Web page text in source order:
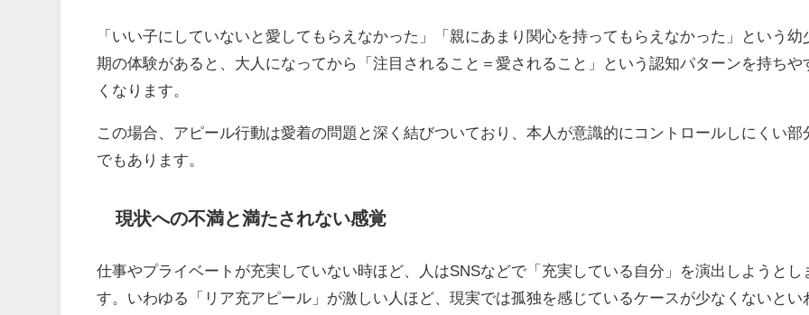
「いい子にしていないと愛してもらえなかった」「親にあまり関心を持ってもらえなかった」という幼
期の体験があると、大人になってから「注目されること＝愛されること」という認知パターンを持ちや
くなります。
この場合、アピール行動は愛着の問題と深く結びついており、本人が意識的にコントロールしにくい部
でもあります。
現状への不満と満たされない感覚
仕事やプライベートが充実していない時ほど、人はSNSなどで「充実している自分」を演出しようとし
す。いわゆる「リア充アピール」が激しい人ほど、現実では孤独を感じているケースが少なくないとい